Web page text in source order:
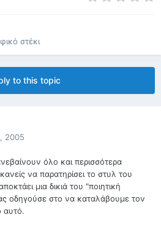
στέκι
to this topic
2005
όλο και περισσότερα
να παρατηρίσει το στυλ του
μια δικιά του "ποιητική
οδηγούσε στο να καταλάβουμε τον
αυτό.